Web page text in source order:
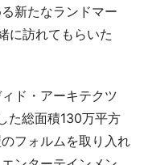
新たなランドマー
に訪れてもらいた
ド・アーキテクツ
た総面積130万平方
フォルムを取り入れ